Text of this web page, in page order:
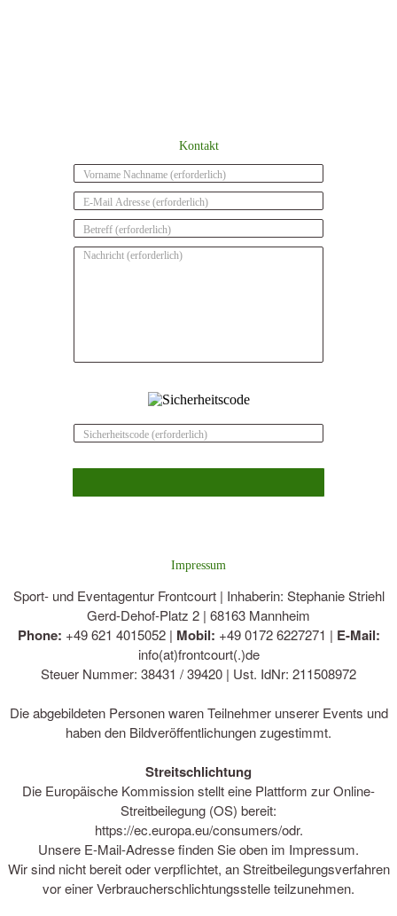
Kontakt
Impressum
Sport- und Eventagentur Frontcourt | Inhaberin: Stephanie Striehl
Gerd-Dehof-Platz 2 | 68163 Mannheim
Phone: +49 621 4015052 | Mobil: +49 0172 6227271 | E-Mail:
info(at)frontcourt(.)de
Steuer Nummer: 38431 / 39420 | Ust. IdNr: 211508972
Die abgebildeten Personen waren Teilnehmer unserer Events und
haben den Bildveröffentlichungen zugestimmt.
Streitschlichtung
Die Europäische Kommission stellt eine Plattform zur Online-
Streitbeilegung (OS) bereit:
https://ec.europa.eu/consumers/odr.
Unsere E-Mail-Adresse finden Sie oben im Impressum.
Wir sind nicht bereit oder verpflichtet, an Streitbeilegungsverfahren
vor einer Verbraucherschlichtungsstelle teilzunehmen.